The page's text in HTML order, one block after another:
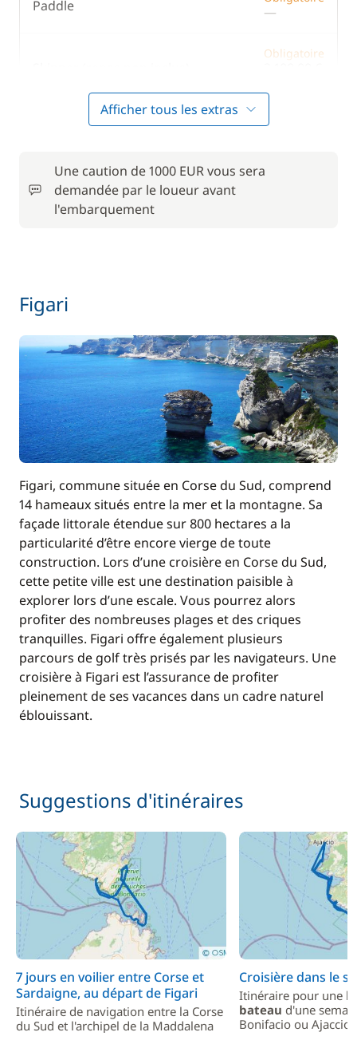
WC électrique
Paddle —
Obligatoire
Annexe
Dernière nuit à bord (vendredi)
Frais de dossier pour la base Inclus
—
Générateur Inclus
—
Moteur Hors Bord Inclus
Serviettes Inclus
Taxe Réserve Naturelle Inclus
—
TVA Inclus
En option
Afficher tous les extras
Une caution de 1000 EUR vous sera
demandée par le loueur avant
l'embarquement
Figari
Figari, commune située en Corse du Sud, comprend
14 hameaux situés entre la mer et la montagne. Sa
façade littorale étendue sur 800 hectares a la
particularité d’être encore vierge de toute
construction. Lors d’une croisière en Corse du Sud,
cette petite ville est une destination paisible à
explorer lors d’une escale. Vous pourrez alors
profiter des nombreuses plages et des criques
tranquilles. Figari offre également plusieurs
parcours de golf très prisés par les navigateurs. Une
croisière à Figari est l’assurance de profiter
pleinement de ses vacances dans un cadre naturel
éblouissant.
Suggestions d'itinéraires
7 jours en voilier entre Corse et
Sardaigne, au départ de Figari
Itinéraire de navigation entre la Corse
du Sud et l'archipel de la Maddalena
Croisière dans le
Itinéraire pour une
bateau d'une
Bonifacio ou Ajaccio.